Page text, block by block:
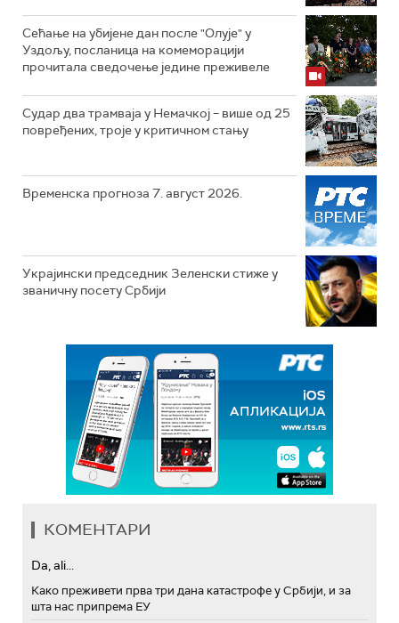
Сећање на убијене дан после "Олује" у
Уздољу, посланица на комеморацији
прочитала сведочење једине преживеле
Судар два трамваја у Немачкој – више од 25
повређених, троје у критичном стању
Временска прогноза 7. август 2026.
Украјински председник Зеленски стиже у
званичну посету Србији
КОМЕНТАРИ
Da, ali...
Како преживети прва три дана катастрофе у Србији, и за
шта нас припрема ЕУ